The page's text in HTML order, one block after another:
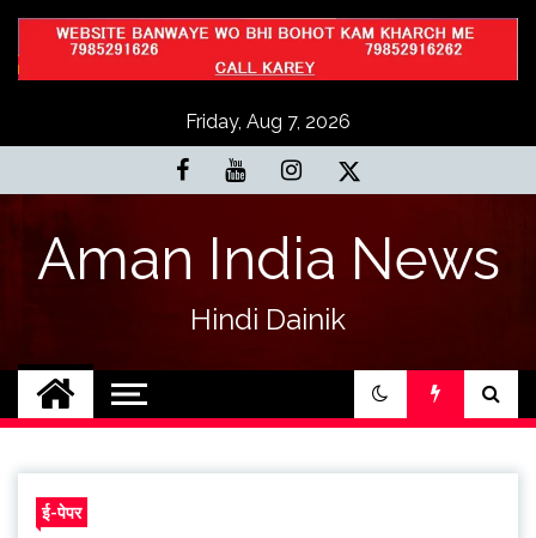
Skip
content
Friday, Aug 7, 2026
Aman India News
Hindi Dainik
ई-पेपर